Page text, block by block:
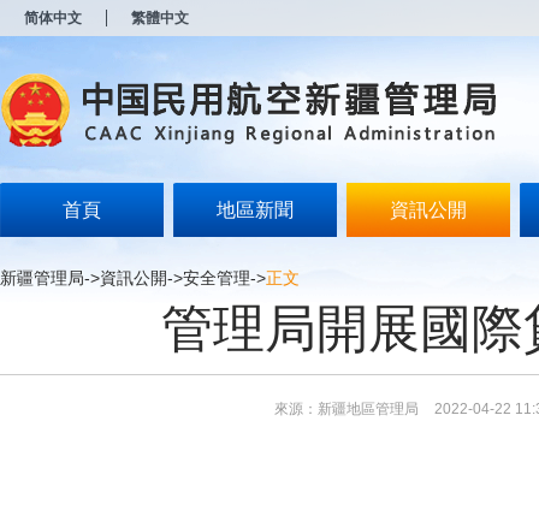
简体中文 繁體中文
首頁 地區新聞 資訊公開
新疆管理局->資訊公開->安全管理->正文
管理局開展國
來源：新疆地區管理局 2022-04-22
开
无
障
说
按
Alt
键